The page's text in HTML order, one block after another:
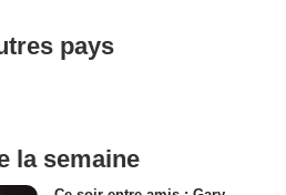
pays
la semaine